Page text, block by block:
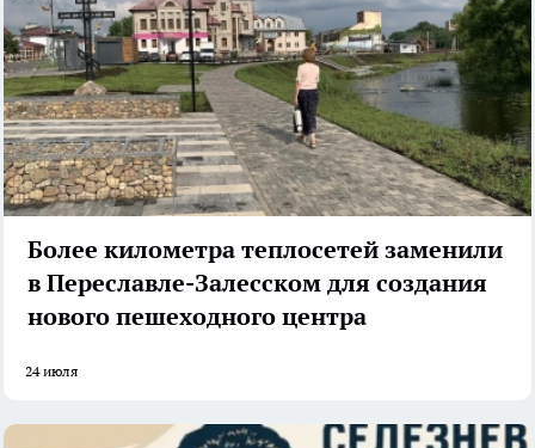
Более километра теплосетей заменили
в Переславле-Залесском для создания
нового пешеходного центра
24 июля